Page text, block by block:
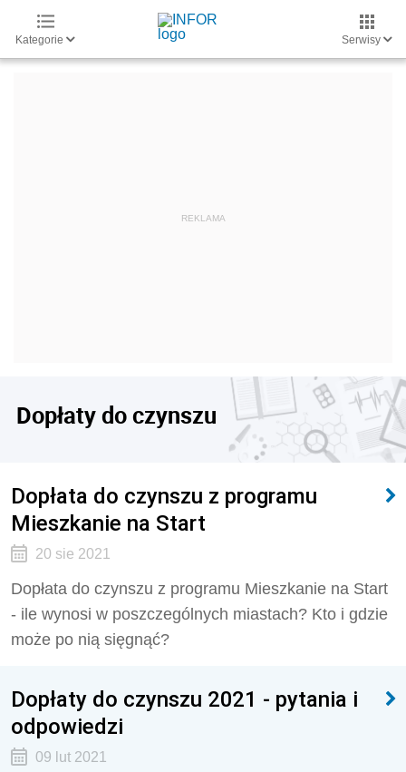
Kategorie Serwisy
Dopłaty do czynszu
Dopłata do czynszu z programu
Mieszkanie na Start
20 sie 2021
Dopłata do czynszu z programu Mieszkanie na Start
- ile wynosi w poszczególnych miastach? Kto i gdzie
może po nią sięgnąć?
Dopłaty do czynszu 2021 - pytania i
odpowiedzi
09 lut 2021